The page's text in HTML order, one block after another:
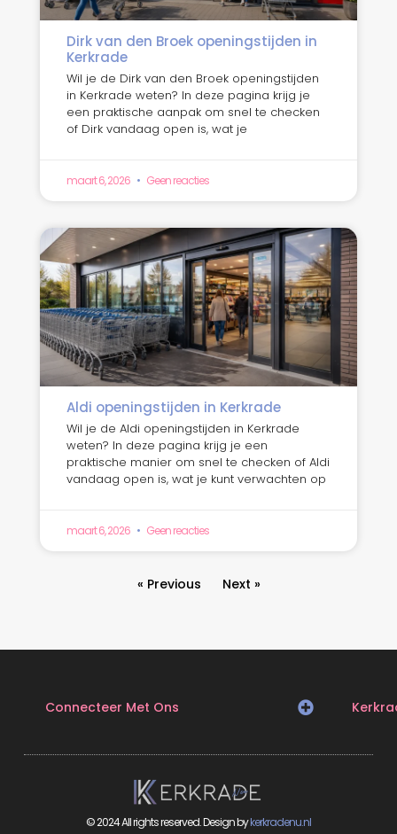
Dirk van den Broek openingstijden in
Kerkrade
Wil je de Dirk van den Broek openingstijden
in Kerkrade weten? In deze pagina krijg je
een praktische aanpak om snel te checken
of Dirk vandaag open is, wat je
maart 6, 2026 Geen reacties
Aldi openingstijden in Kerkrade
Wil je de Aldi openingstijden in Kerkrade
weten? In deze pagina krijg je een
praktische manier om snel te checken of Aldi
vandaag open is, wat je kunt verwachten op
maart 6, 2026 Geen reacties
« Previous Next »
Connecteer Met Ons
© 2024 All rights reserved. Design bykerkradenu.nl